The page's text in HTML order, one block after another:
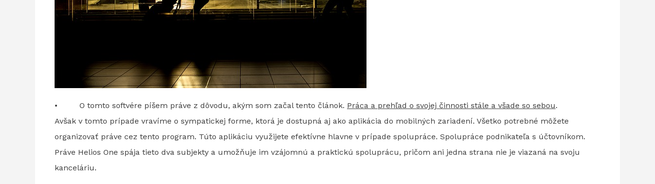
• O tomto softvére píšem práve z dôvodu, akým som začal tento článok. Práca a prehľad o svojej činnosti stále a všade so sebou.
Avšak v tomto prípade vravíme o sympatickej forme, ktorá je dostupná aj ako aplikácia do mobilných zariadení. Všetko potrebné môžete
organizovať práve cez tento program. Túto aplikáciu využijete efektívne hlavne v prípade spolupráce. Spolupráce podnikateľa s účtovníkom.
Práve Helios One spája tieto dva subjekty a umožňuje im vzájomnú a praktickú spoluprácu, pričom ani jedna strana nie je viazaná na svoju
kanceláriu.